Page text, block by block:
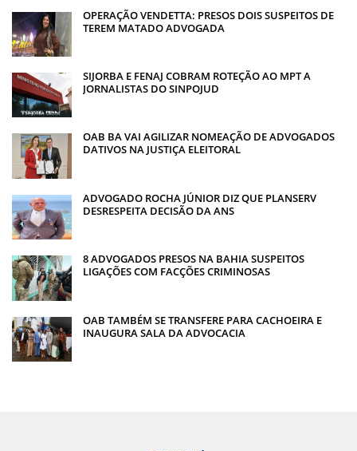
OPERAÇÃO VENDETTA: PRESOS DOIS SUSPEITOS DE
TEREM MATADO ADVOGADA
SIJORBA E FENAJ COBRAM ROTEÇÃO AO MPT A
JORNALISTAS DO SINPOJUD
OAB BA VAI AGILIZAR NOMEAÇÃO DE ADVOGADOS
DATIVOS NA JUSTIÇA ELEITORAL
ADVOGADO ROCHA JÚNIOR DIZ QUE PLANSERV
DESRESPEITA DECISÃO DA ANS
8 ADVOGADOS PRESOS NA BAHIA SUSPEITOS
LIGAÇÕES COM FACÇÕES CRIMINOSAS
OAB TAMBÉM SE TRANSFERE PARA CACHOEIRA E
INAUGURA SALA DA ADVOCACIA